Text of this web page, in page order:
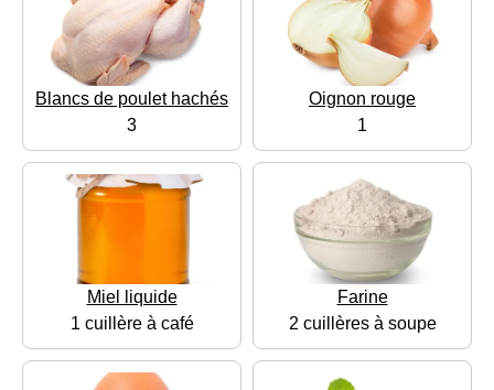
Blancs de poulet hachés
3
Oignon rouge
1
Miel liquide
1 cuillère à café
Farine
2 cuillères à soupe